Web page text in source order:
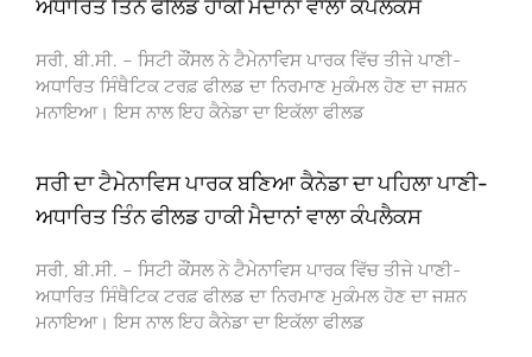
ਅਧਾਰਿਤ ਤਿੰਨ ਫੀਲਡ ਹਾਕੀ ਮੈਦਾਨਾਂ ਵਾਲਾ ਕੰਪਲੈਕਸ
ਸਰੀ, ਬੀ.ਸੀ. – ਸਿਟੀ ਕੌਂਸਲ ਨੇ ਟੈਮੇਨਾਵਿਸ ਪਾਰਕ ਵਿੱਚ ਤੀਜੇ ਪਾਣੀ-
ਅਧਾਰਿਤ ਸਿੰਥੈਟਿਕ ਟਰਫ਼ ਫੀਲਡ ਦਾ ਨਿਰਮਾਣ ਮੁਕੰਮਲ ਹੋਣ ਦਾ ਜਸ਼ਨ
ਮਨਾਇਆ। ਇਸ ਨਾਲ ਇਹ ਕੈਨੇਡਾ ਦਾ ਇਕੱਲਾ ਫੀਲਡ
ਸਰੀ ਦਾ ਟੈਮੇਨਾਵਿਸ ਪਾਰਕ ਬਣਿਆ ਕੈਨੇਡਾ ਦਾ ਪਹਿਲਾ ਪਾਣੀ-
ਅਧਾਰਿਤ ਤਿੰਨ ਫੀਲਡ ਹਾਕੀ ਮੈਦਾਨਾਂ ਵਾਲਾ ਕੰਪਲੈਕਸ
ਸਰੀ, ਬੀ.ਸੀ. – ਸਿਟੀ ਕੌਂਸਲ ਨੇ ਟੈਮੇਨਾਵਿਸ ਪਾਰਕ ਵਿੱਚ ਤੀਜੇ ਪਾਣੀ-
ਅਧਾਰਿਤ ਸਿੰਥੈਟਿਕ ਟਰਫ਼ ਫੀਲਡ ਦਾ ਨਿਰਮਾਣ ਮੁਕੰਮਲ ਹੋਣ ਦਾ ਜਸ਼ਨ
ਮਨਾਇਆ। ਇਸ ਨਾਲ ਇਹ ਕੈਨੇਡਾ ਦਾ ਇਕੱਲਾ ਫੀਲਡ